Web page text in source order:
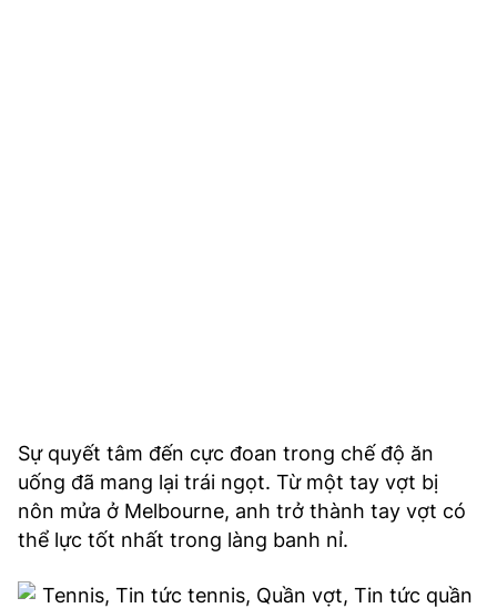
Sự quyết tâm đến cực đoan trong chế độ ăn
uống đã mang lại trái ngọt. Từ một tay vợt bị
nôn mửa ở Melbourne, anh trở thành tay vợt có
thể lực tốt nhất trong làng banh nỉ.